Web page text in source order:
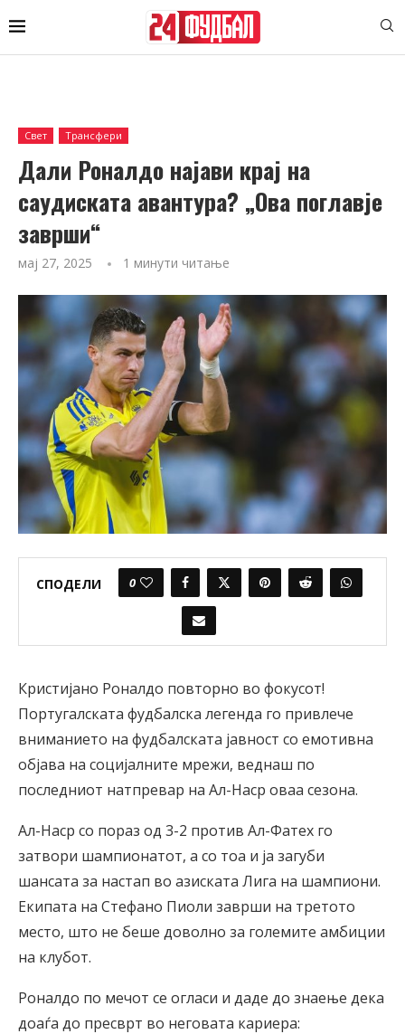
Свет Трансфери
Дали Роналдо најави крај на
саудиската авантура? „Ова поглавје
заврши“
мај 27, 2025 1 минути читање
СПОДЕЛИ 0
Кристијано Роналдо повторно во фокусот!
Португалската фудбалска легенда го привлече
вниманието на фудбалската јавност со емотивна
објава на социјалните мрежи, веднаш по
последниот натпревар на Ал-Наср оваа сезона.
Ал-Наср со пораз од 3-2 против Ал-Фатех го
затвори шампионатот, а со тоа и ја загуби
шансата за настап во азиската Лига на шампиони.
Екипата на Стефано Пиоли заврши на третото
место, што не беше доволно за големите амбиции
на клубот.
Роналдо по мечот се огласи и даде до знаење дека
доаѓа до пресврт во неговата кариера: